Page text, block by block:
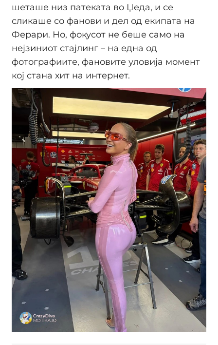
шеташе низ патеката во Џеда, и се
сликаше со фанови и дел од екипата на
Ферари. Но, фокусот не беше само на
нејзиниот стајлинг – на една од
фотографиите, фановите уловија момент
кој стана хит на интернет.